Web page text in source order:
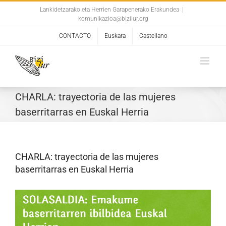
Lankidetzarako eta Herrien Garapenerako Erakundea
komunikazioa@bizilur.org
CONTACTO Euskara Castellano
CHARLA: trayectoria de las mujeres
baserritarras en Euskal Herria
CHARLA: trayectoria de las mujeres
baserritarras en Euskal Herria
Ver
imagen